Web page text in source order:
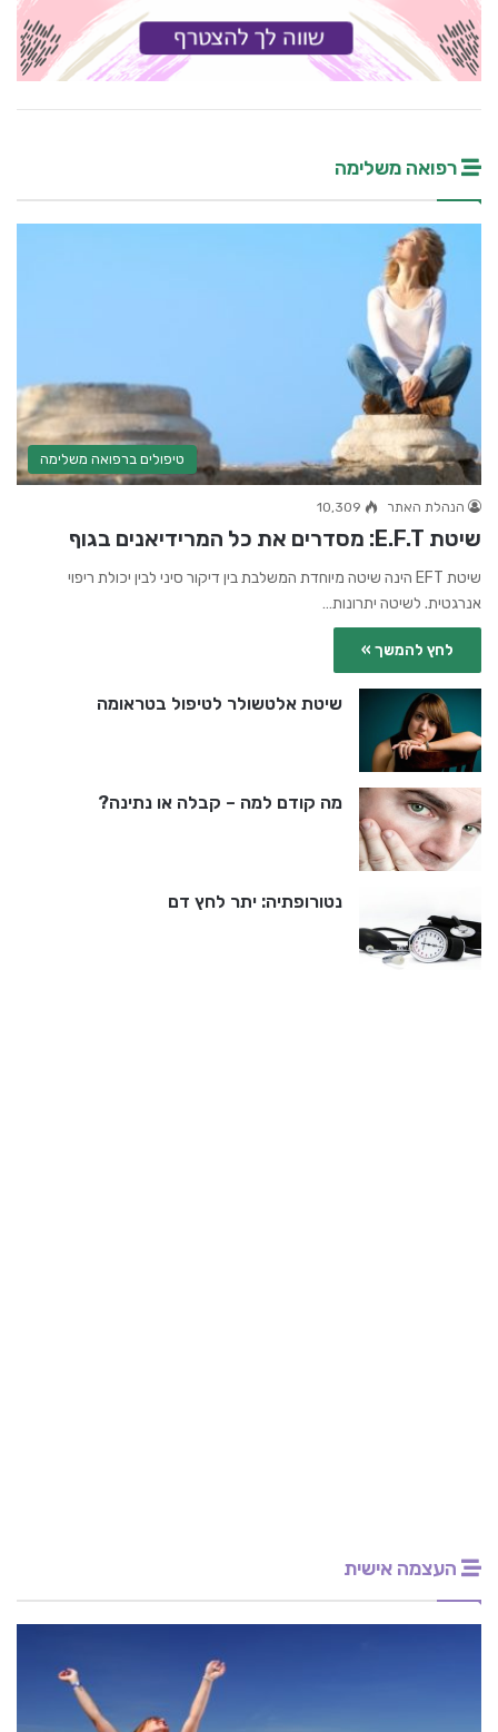
רפואה משלימה
טיפולים ברפואה משלימה
הנהלת האתר 10,309
שיטת E.F.T: מסדרים את כל המרידיאנים בגוף
שיטת EFT הינה שיטה מיוחדת המשלבת בין דיקור סיני לבין יכולת ריפוי
אנרגטית. לשיטה יתרונות…
לחץ להמשך »
שיטת אלטשולר לטיפול בטראומה
מה קודם למה – קבלה או נתינה?
נטורופתיה: יתר לחץ דם
העצמה אישית